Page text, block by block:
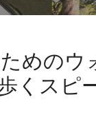
めのウ
くスピ